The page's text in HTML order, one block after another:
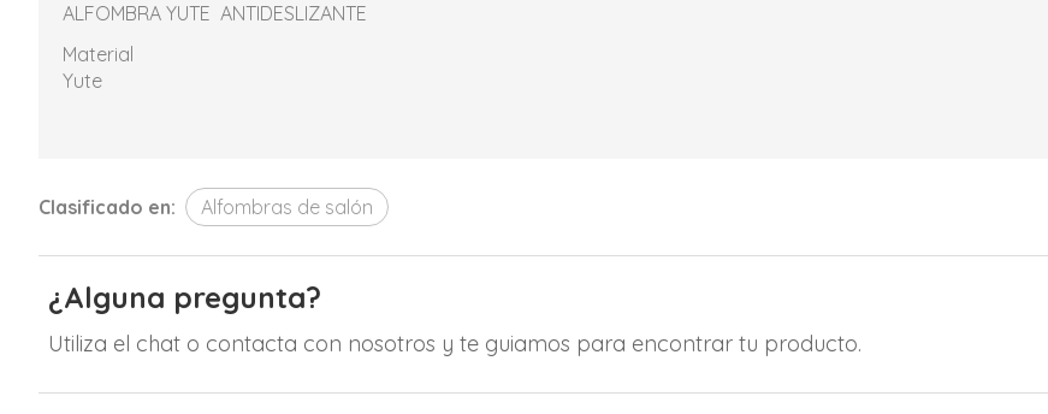
ALFOMBRA YUTE ANTIDESLIZANTE
Material
Yute
Clasificado en: Alfombras de salón
¿Alguna pregunta?
Utiliza el chat o contacta con nosotros y te guiamos para encontrar tu producto.